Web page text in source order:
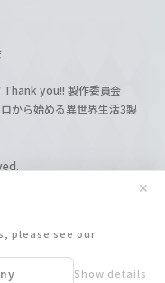
please see our
Show details
✕
Thank you!! 製作委員会
から始める異世界生活3製